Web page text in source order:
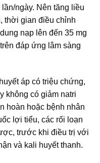
ngày. Nên tăng liều
thời gian điều chỉnh
nạp lên đến 35 mg
đáp ứng lâm sàng
áp có triệu chứng,
không có giảm natri
hoàn hoặc bệnh nhân
lợi tiểu, các rối loạn
trước khi điều trị với
và kali huyết thanh.